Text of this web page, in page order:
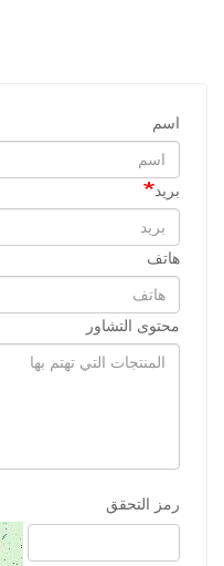
اسم
بريد
هاتف
محتوى التشاور
رمز التحقق